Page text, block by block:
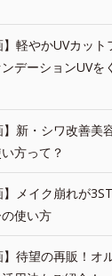
】軽やかUVカッ
デーションUVを
】新・シワ改善美
方って？
】メイク崩れが
使い方
】待望の再販！